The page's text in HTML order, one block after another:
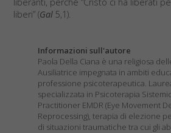
liberi” (Gal 5,1).
Informazioni sull'autore
Paola Della Ciana è una religiosa
Ausiliatrice impegnata in ambiti
professione psicoterapeutica.
specializzata in Psicoterapia
Practitioner EMDR (Eye Movement
Reprocessing), terapia di elezione
di situazioni traumatiche tra cui gli